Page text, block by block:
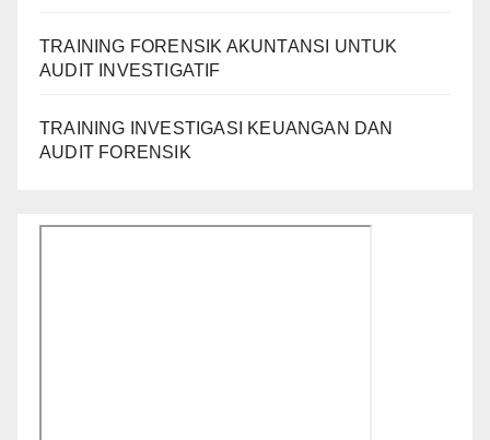
TRAINING FORENSIK AKUNTANSI UNTUK
AUDIT INVESTIGATIF
TRAINING INVESTIGASI KEUANGAN DAN
AUDIT FORENSIK